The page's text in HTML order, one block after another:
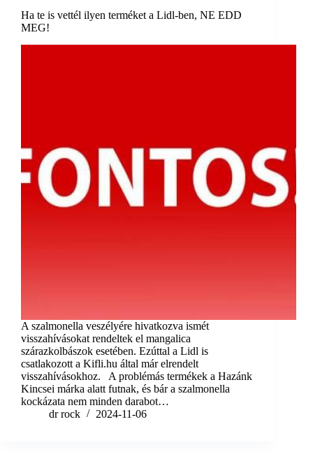
Ha te is vettél ilyen terméket a Lidl-ben, NE EDD
MEG!
A szalmonella veszélyére hivatkozva ismét
visszahívásokat rendeltek el mangalica
szárazkolbászok esetében. Ezúttal a Lidl is
csatlakozott a Kifli.hu által már elrendelt
visszahívásokhoz. A problémás termékek a Hazánk
Kincsei márka alatt futnak, és bár a szalmonella
kockázata nem minden darabot…
dr rock
2024-11-06